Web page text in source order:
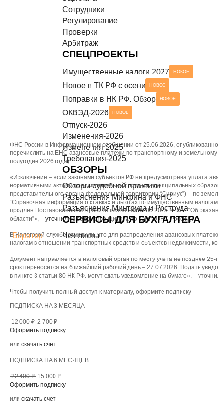
Разъяснения Минтруда и Роструда
СЕРВИСЫ ДЛЯ БУХГАЛТЕРА
Бератор
Сотрудники
Регулирование
Проверки
Арбитраж
СПЕЦПРОЕКТЫ
Имущественные налоги 2027 НОВОЕ
Новое в ТК РФ с осени НОВОЕ
Поправки в НК РФ. Обзор НОВОЕ
ОКВЭД-2026 НОВОЕ
Отпуск-2026
Изменения-2026
Изменения-2025
Требования-2025
ОБЗОРЫ
Обзоры судебной практики
Разъяснения Минфина и ФНС
Разъяснения Минтруда и Роструда
СЕРВИСЫ ДЛЯ БУХГАЛТЕРА
Чек-листы
ФНС России в Информационном сообщении от 25.06.2026,
перечислить на ЕНС авансовые платежи по транспортному и
полугодие 2026 года).
«Исключение – если законами субъектов РФ не предусмотрена уплата
нормативными актами представительных органов муниципальных
представительного органа федеральной территории “Сириус”) – по
“Справочная информация о ставках и льготах по имущественным
продлен Постановлением Правительства РФ 08.05.2025 № 611 “Об
области”», – уточнилив ведомстве (цитата по сайту ФНС России).
В Налоговой службе отметили, что для распределения авансовых
налогам в отношении транспортных средств и объектов недвижимости,
Документ направляется в налоговый орган по месту учета не позднее
срок переносится на ближайший рабочий день – 27.07.2026. Подать
в пункте 3 статьи 80 НК РФ, могут сдать уведомление на бумаге», –
Чтобы получить полный доступ к материалу, оформите подписку
ПОДПИСКА НА 3 МЕСЯЦА
12 000 ₽ 2 700 ₽
Оформить подписку
или скачать счет
ПОДПИСКА НА 6 МЕСЯЦЕВ
22 400 ₽ 15 000 ₽
Оформить подписку
или скачать счет